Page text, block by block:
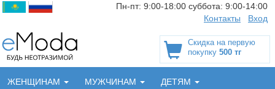
Пн-пт: 9:00-18:00 суббота: 9:00-14:00
Контакты
Вход
Скидка на первую
покупку 500 тг
ЖЕНЩИНАМ МУЖЧИНАМ ДЕТЯМ